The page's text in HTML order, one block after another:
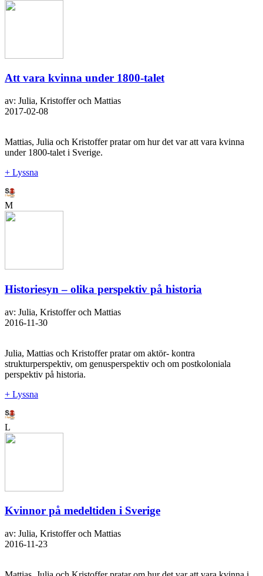
Att vara kvinna under 1800-talet
av: Julia, Kristoffer och Mattias
2017-02-08
Mattias, Julia och Kristoffer pratar om hur det var att vara kvinna
under 1800-talet i Sverige.
+ Lyssna
M
Historiesyn – olika perspektiv på historia
av: Julia, Kristoffer och Mattias
2016-11-30
Julia, Mattias och Kristoffer pratar om aktör- kontra
strukturperspektiv, om genusperspektiv och om postkoloniala
perspektiv på historia.
+ Lyssna
L
Kvinnor på medeltiden i Sverige
av: Julia, Kristoffer och Mattias
2016-11-23